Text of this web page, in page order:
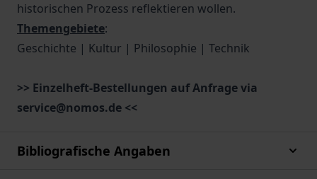
historischen Prozess reflektieren wollen.
Themengebiete:
Geschichte | Kultur | Philosophie | Technik
>> Einzelheft-Bestellungen auf Anfrage via
service@nomos.de <<
Bibliografische Angaben